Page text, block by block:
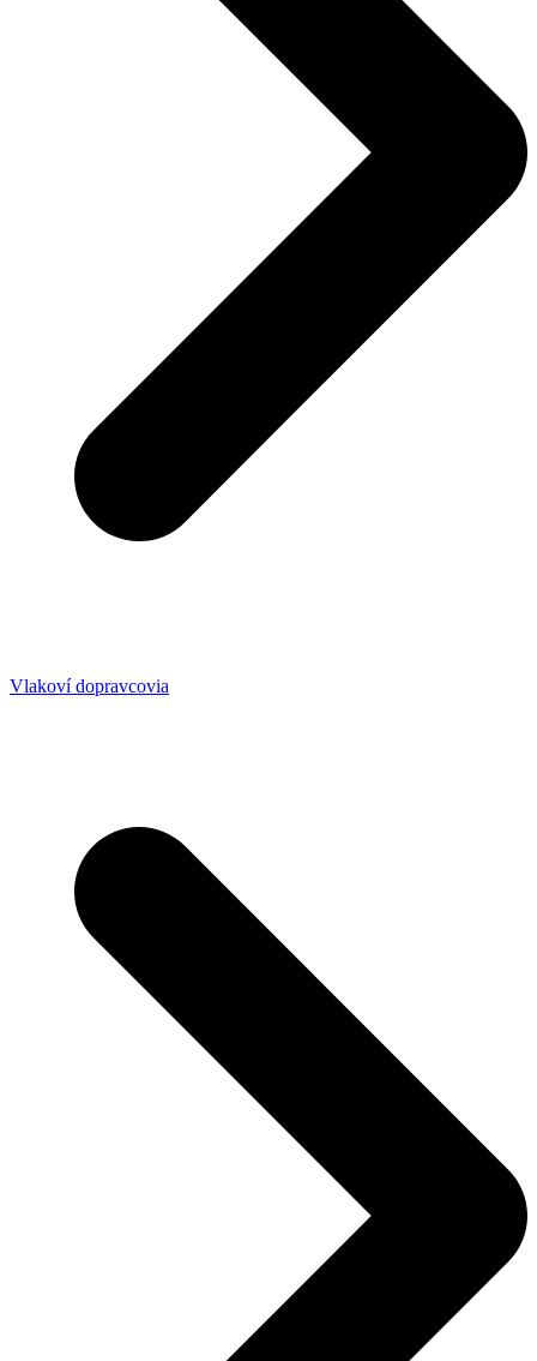
Vlakoví dopravcovia